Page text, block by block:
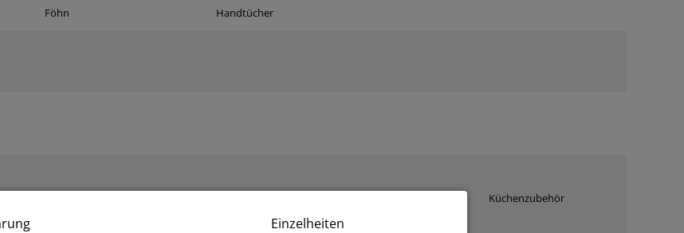
Föhn Handtücher
Küchenzubehör
Einzelheiten